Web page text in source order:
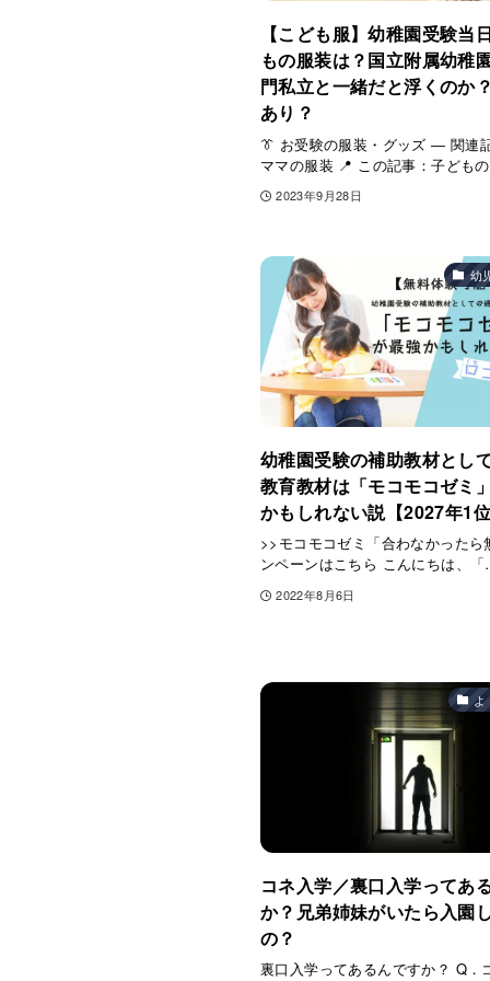
【こども服】幼稚園受験当
もの服装は？国立附属幼稚
門私立と一緒だと浮くのか
あり？
👔 お受験の服装・グッズ ― 関連
ママの服装 📍 この記事：子ども
2023年9月28日
幼
幼稚園受験の補助教材とし
教育教材は「モコモコゼミ
かもしれない説【2027年1
>>モコモコゼミ「合わなかったら
ンペーンはこちら こんにちは、
2022年8月6日
よ
コネ入学／裏口入学ってあ
か？兄弟姉妹がいたら入園
の？
裏口入学ってあるんですか？ Q．